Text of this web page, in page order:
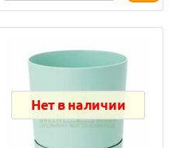
Нет в наличии